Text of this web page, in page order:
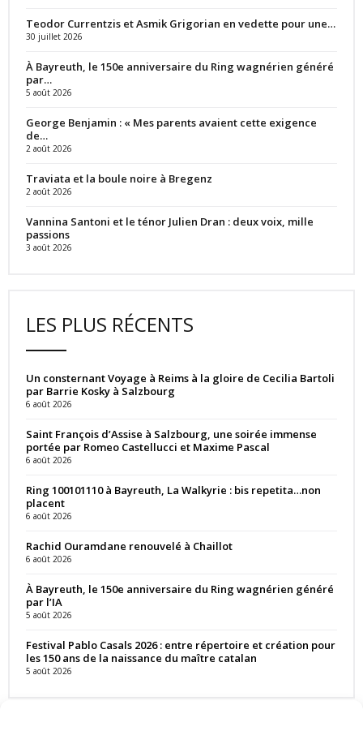
Teodor Currentzis et Asmik Grigorian en vedette pour une…
30 juillet 2026
À Bayreuth, le 150e anniversaire du Ring wagnérien généré
par…
5 août 2026
George Benjamin : « Mes parents avaient cette exigence
de…
2 août 2026
Traviata et la boule noire à Bregenz
2 août 2026
Vannina Santoni et le ténor Julien Dran : deux voix, mille
passions
3 août 2026
LES PLUS RÉCENTS
Un consternant Voyage à Reims à la gloire de Cecilia Bartoli
par Barrie Kosky à Salzbourg
6 août 2026
Saint François d’Assise à Salzbourg, une soirée immense
portée par Romeo Castellucci et Maxime Pascal
6 août 2026
Ring 100101110 à Bayreuth, La Walkyrie : bis repetita…non
placent
6 août 2026
Rachid Ouramdane renouvelé à Chaillot
6 août 2026
À Bayreuth, le 150e anniversaire du Ring wagnérien généré
par l’IA
5 août 2026
Festival Pablo Casals 2026 : entre répertoire et création pour
les 150 ans de la naissance du maître catalan
5 août 2026